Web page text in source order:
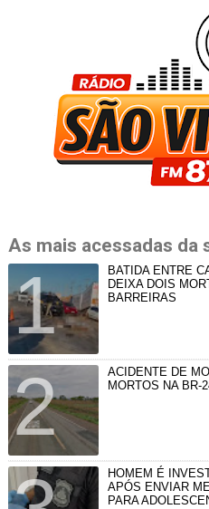
As mais acessadas da
BATIDA ENTRE
DEIXA DOIS
BARREIRAS
ACIDENTE DE
MORTOS NA BR-
HOMEM É
APÓS ENVIAR
PARA